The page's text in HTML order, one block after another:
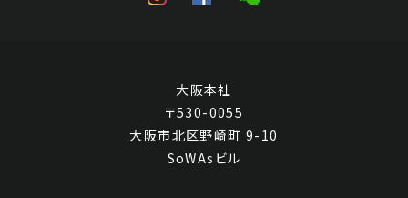
大阪本社
〒530-0055
大阪市北区野崎町 9-10
SoWAsビル